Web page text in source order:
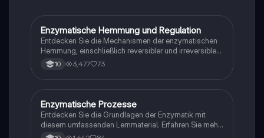
Chemie
Enzymatische Hemmung und Regulation
Entdecken Sie die Mechanismen der enzymatischen
Hemmung, einschließlich reversibler und irreversibler
Hemmung durch Schwermetallionen. Diese
Arbeitsblätter bieten eine umfassende Analyse der
kompetitiver und allosterischer Hemmung. Ideal für
das Verständnis von Enzymkinetik und
Reaktionsmechanismen.
10 3,477 73
Biologie
Enzymatische Prozesse
Entdecken Sie die Grundlagen der Enzymatik mit
diesem umfassenden Lernmaterial. Erfahren Sie mehr
über den Aufbau und die Funktion von Enzymen, das